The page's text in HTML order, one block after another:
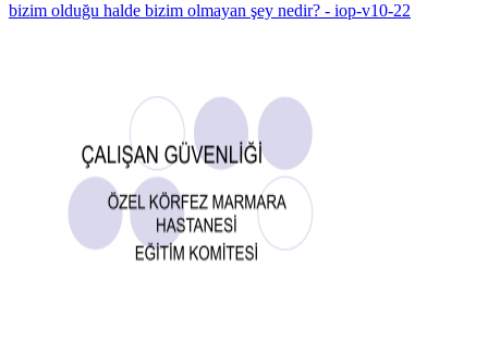
bizim olduğu halde bizim olmayan şey nedir? - iop-v10-22